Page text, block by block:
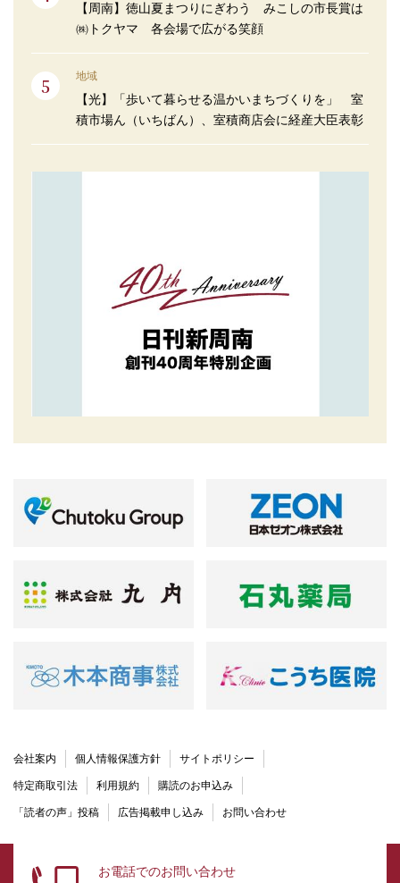
【周南】徳山夏まつりにぎわう みこしの市長賞は
㈱トクヤマ 各会場で広がる笑顔
地域
【光】「歩いて暮らせる温かいまちづくりを」 室
積市場ん（いちばん）、室積商店会に経産大臣表彰
会社案内 個人情報保護方針 サイトポリシー
特定商取引法 利用規約 購読のお申込み
「読者の声」投稿 広告掲載申し込み お問い合わせ
お電話でのお問い合わせ